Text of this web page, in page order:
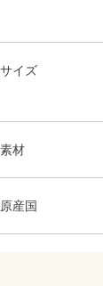
サイズ
素材
原産国